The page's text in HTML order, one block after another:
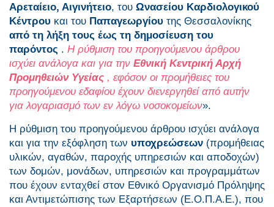
Αρεταίειο, Αιγινήτειο, του Ωνασείου Καρδιολογικού
Κέντρου και του Παπαγεωργίου της Θεσσαλονίκης
από τη λήξη τους έως τη δημοσίευση του
παρόντος . Η ρύθμιση του προηγούμενου άρθρου
ισχύει ανάλογα και για την Εθνική Κεντρική Αρχή
Προμηθειών Υγείας , εφόσον οι προμήθειες του
προηγούμενου εδαφίου έχουν διενεργηθεί από αυτήν
για λογαριασμό των εν λόγω νοσοκομείων».
Η ρύθμιση του προηγούμενου άρθρου ισχύει ανάλογα
και για την εξόφληση των υποχρεώσεων (προμήθειας
υλικών, αγαθών, παροχής υπηρεσιών και αποδοχών)
των δομών, μονάδων, υπηρεσιών και προγραμμάτων
που έχουν ενταχθεί στον Εθνικό Οργανισμό Πρόληψης
και Αντιμετώπισης των Εξαρτήσεων (Ε.Ο.Π.Α.Ε.), που